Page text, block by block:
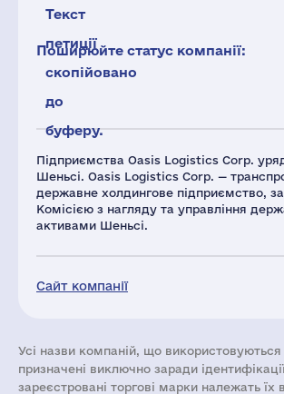
Підприємства Oasis Logistics Corp.
Шеньсі. Oasis Logistics Corp. —
державне холдингове підприємство,
Комісією з нагляду та управління
активами Шеньсі.
Сайт компанії
Текст
петиції
скопійовано
до
буферу.
Поширюйте статус компанії:
Усі назви компаній, що використовуються
призначені виключно заради
зареєстровані торгові марки належать їх